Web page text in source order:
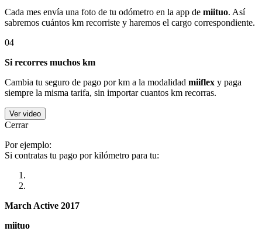
Cada mes envía una foto de tu odómetro en la app de miituo. Así
sabremos cuántos km recorriste y haremos el cargo correspondiente.
04
Si recorres muchos km
Cambia tu seguro de pago por km a la modalidad miiflex y paga
siempre la misma tarifa, sin importar cuantos km recorras.
Ver video
Cerrar
Por ejemplo:
Si contratas tu pago por kilómetro para tu:
March Active 2017
miituo